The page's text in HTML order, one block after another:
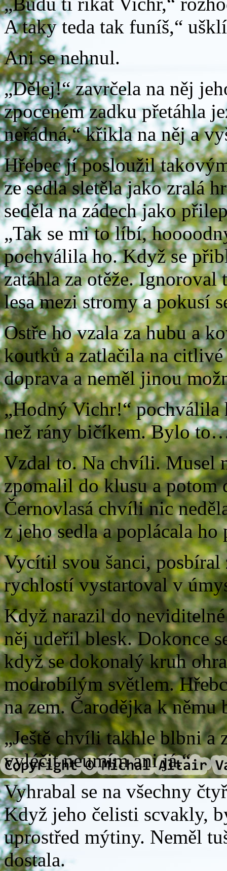
A taky teda tak funíš,“
Ani se nehnul.
„Dělej!“ zavrčela na něj
zpoceném zadku přetáhla
neřádná,“ křikla na něj a
Hřebec jí posloužil
ze sedla sletěla jako zralá
seděla na zádech jako
„Tak se mi to líbí,
pochválila ho. Když se
zatáhla za otěže. Ignoroval
lesa mezi stromy a pokusí
Ostře ho vzala za hubu a
koutků a zatlačila na
doprava a neměl jinou
„Hodný Vichr!“ pochválila
než rány bičíkem. Bylo
Vzdal to. Na chvíli. Musel
zpomalil do klusu a potom
Černovlasá chvíli nic
z jeho sedla a poplácala
Vycítil svou šanci,
rychlostí vystartoval v
Když narazil do
něj udeřil blesk. Dokonce
když se dokonalý kruh
modrobílým světlem.
na zem. Čarodějka k němu
„Ještě chvíli takhle blbni a
vyléčit neumím ani já.“
Vyhrabal se na všechny
Když jeho čelisti scvakly,
uprostřed mýtiny. Neměl
dostala.